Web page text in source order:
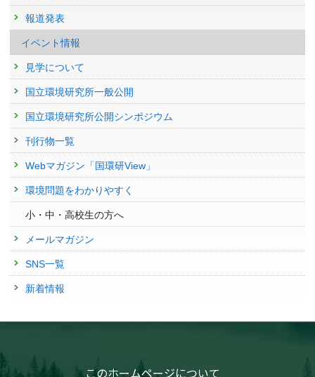
報道発表
イベント情報
見学について
国立環境研究所一般公開
国立環境研究所公開シンポジウム
刊行物一覧
Webマガジン「国環研View」
環境問題をわかりやすく
小・中・高校生の方へ
メールマガジン
SNS一覧
新着情報
このホームページについて